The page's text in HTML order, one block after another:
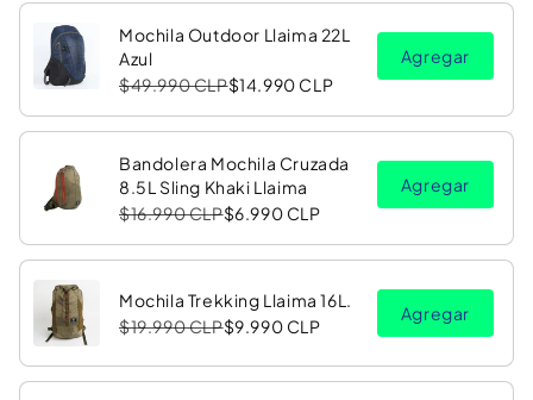
Mochila Outdoor Llaima 22L
Azul
$49.990 CLP$14.990 CLP
Agregar
Bandolera Mochila Cruzada
8.5L Sling Khaki Llaima
$16.990 CLP$6.990 CLP
Agregar
Mochila Trekking Llaima 16L.
$19.990 CLP$9.990 CLP
Agregar